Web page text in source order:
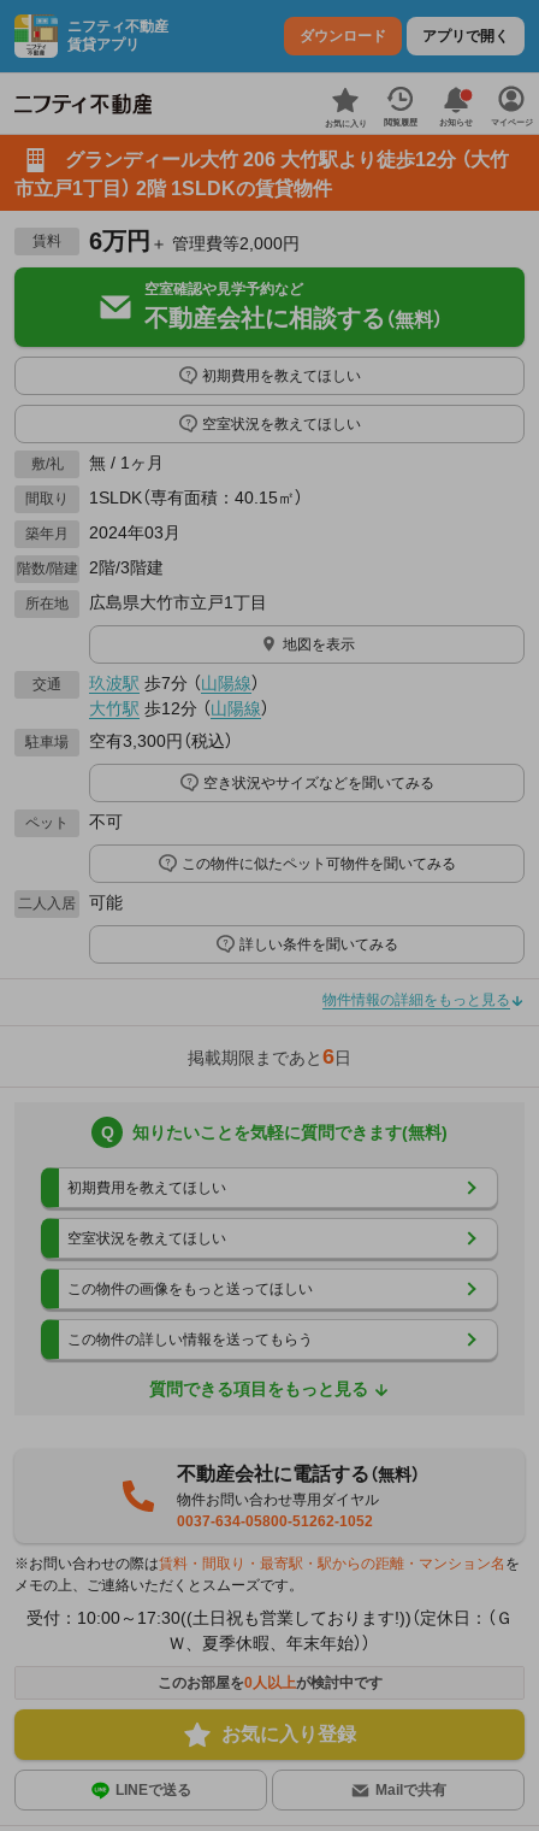
ニフティ不動産
賃貸アプリ
ダウンロード アプリで開く
お気に入り 閲覧履歴 お知らせ マイページ
グランディール大竹 206 大竹駅より徒歩12分 （大竹
市立戸1丁目） 2階 1SLDKの賃貸物件
賃料 6万円 ＋ 管理費等2,000円
空室確認や見学予約など
不動産会社に相談する （無料）
初期費用を教えてほしい
空室状況を教えてほしい
敷/礼 無 / 1ヶ月
間取り 1SLDK（専有面積：40.15㎡）
築年月 2024年03月
階数/階建 2階/3階建
所在地 広島県大竹市立戸1丁目
地図を表示
交通 玖波駅 歩7分 （山陽線）
大竹駅 歩12分 （山陽線）
駐車場 空有3,300円（税込）
空き状況やサイズなどを聞いてみる
ペット 不可
この物件に似たペット可物件を聞いてみる
二人入居 可能
詳しい条件を聞いてみる
物件情報の詳細をもっと見る
掲載期限まであと6日
Q 知りたいことを気軽に質問できます(無料)
初期費用を教えてほしい
空室状況を教えてほしい
この物件の画像をもっと送ってほしい
この物件の詳しい情報を送ってもらう
質問できる項目をもっと見る
不動産会社に電話する（無料）
物件お問い合わせ専用ダイヤル
0037-634-05800-51262-1052
※お問い合わせの際は賃料・間取り・最寄駅・駅からの距離・マンション名 を
メモの上、ご連絡いただくとスムーズです。
受付：10:00～17:30((土日祝も営業しております!))（定休日：（Ｇ
Ｗ、夏季休暇、年末年始））
このお部屋を0人以上が検討中です
お気に入り登録
LINEで送る Mailで共有